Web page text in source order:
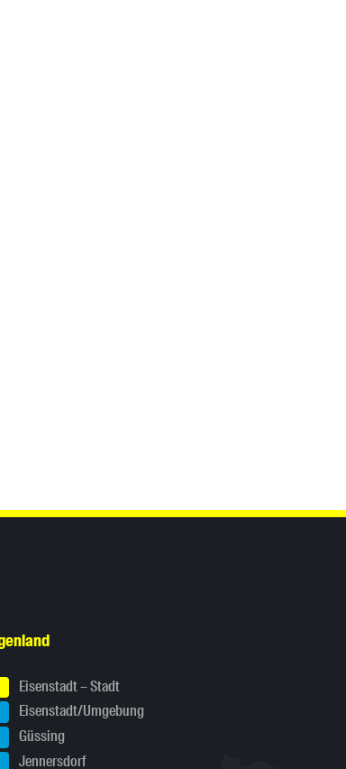
Eisenstadt – Stadt
Eisenstadt/Umgebung
Güssing
Jennersdorf